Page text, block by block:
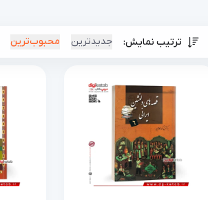
ترتیب نمایش: جدیدترین محبوب‌ترین